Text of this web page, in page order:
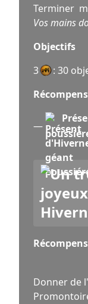
Terminer
Vos mains
Objectifs
3
: 30
—
Donner de